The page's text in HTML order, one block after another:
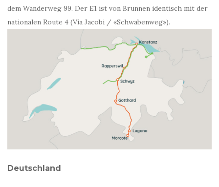
dem Wanderweg 99. Der E1 ist von Brunnen identisch mit der
nationalen Route 4 (Via Jacobi / «Schwabenweg»).
Deutschland